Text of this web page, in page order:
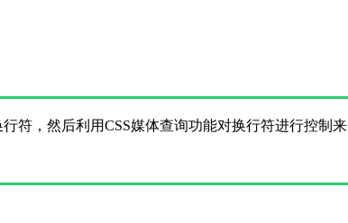
行符，然后利用CSS媒体查询功能对换行符进行控制来